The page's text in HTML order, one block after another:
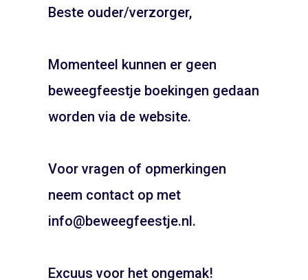
ADD TO CART
ADD TO CART
JOUW FEESTJE IN
SINTERKLAAS OF KERST
Pietentraining, Pakjes bezorgen? Het kan allemaal!
06 21 89 71 85
Beste ouder/verzorger,
Momenteel kunnen er geen
beweegfeestje boekingen gedaan
worden via de website.
Voor vragen of opmerkingen
neem contact op met
info@beweegfeestje.nl.
Excuus voor het ongemak!